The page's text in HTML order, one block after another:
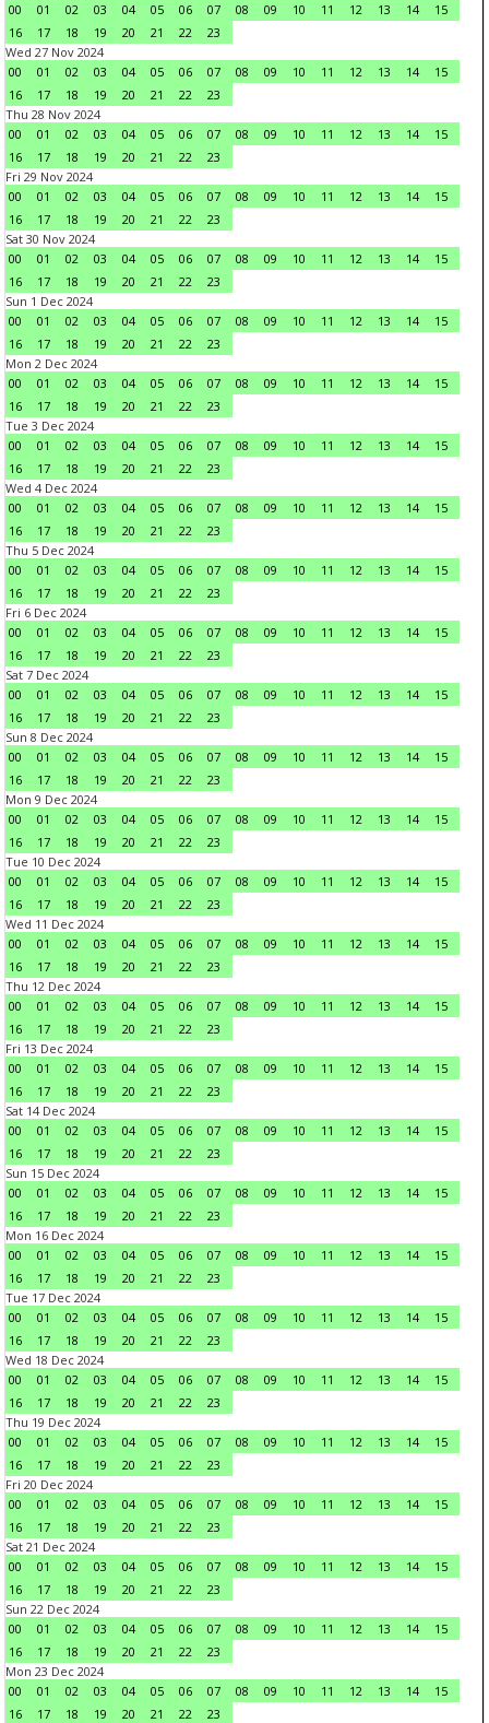
00
01 02 03 04 05 06 07 08 09 10 11 12 13 14
15
16
17 18 19 20 21 22
23
Wed 27 Nov 2024
00
01 02 03 04 05 06 07 08 09 10 11 12 13 14
15
16
17 18 19 20 21 22
23
Thu 28 Nov 2024
00
01 02 03 04 05 06 07 08 09 10 11 12 13 14
15
16
17 18 19 20 21 22
23
Fri 29 Nov 2024
00
01 02 03 04 05 06 07 08 09 10 11 12 13 14
15
16
17 18 19 20 21 22
23
Sat 30 Nov 2024
00
01 02 03 04 05 06 07 08 09 10 11 12 13 14
15
16
17 18 19 20 21 22
23
Sun 1 Dec 2024
00
01 02 03 04 05 06 07 08 09 10 11 12 13 14
15
16
17 18 19 20 21 22
23
Mon 2 Dec 2024
00
01 02 03 04 05 06 07 08 09 10 11 12 13 14
15
16
17 18 19 20 21 22
23
Tue 3 Dec 2024
00
01 02 03 04 05 06 07 08 09 10 11 12 13 14
15
16
17 18 19 20 21 22
23
Wed 4 Dec 2024
00
01 02 03 04 05 06 07 08 09 10 11 12 13 14
15
16
17 18 19 20 21 22
23
Thu 5 Dec 2024
00
01 02 03 04 05 06 07 08 09 10 11 12 13 14
15
16
17 18 19 20 21 22
23
Fri 6 Dec 2024
00
01 02 03 04 05 06 07 08 09 10 11 12 13 14
15
16
17 18 19 20 21 22
23
Sat 7 Dec 2024
00
01 02 03 04 05 06 07 08 09 10 11 12 13 14
15
16
17 18 19 20 21 22
23
Sun 8 Dec 2024
00
01 02 03 04 05 06 07 08 09 10 11 12 13 14
15
16
17 18 19 20 21 22
23
Mon 9 Dec 2024
00
01 02 03 04 05 06 07 08 09 10 11 12 13 14
15
16
17 18 19 20 21 22
23
Tue 10 Dec 2024
00
01 02 03 04 05 06 07 08 09 10 11 12 13 14
15
16
17 18 19 20 21 22
23
Wed 11 Dec 2024
00
01 02 03 04 05 06 07 08 09 10 11 12 13 14
15
16
17 18 19 20 21 22
23
Thu 12 Dec 2024
00
01 02 03 04 05 06 07 08 09 10 11 12 13 14
15
16
17 18 19 20 21 22
23
Fri 13 Dec 2024
00
01 02 03 04 05 06 07 08 09 10 11 12 13 14
15
16
17 18 19 20 21 22
23
Sat 14 Dec 2024
00
01 02 03 04 05 06 07 08 09 10 11 12 13 14
15
16
17 18 19 20 21 22
23
Sun 15 Dec 2024
00
01 02 03 04 05 06 07 08 09 10 11 12 13 14
15
16
17 18 19 20 21 22
23
Mon 16 Dec 2024
00
01 02 03 04 05 06 07 08 09 10 11 12 13 14
15
16
17 18 19 20 21 22
23
Tue 17 Dec 2024
00
01 02 03 04 05 06 07 08 09 10 11 12 13 14
15
16
17 18 19 20 21 22
23
Wed 18 Dec 2024
00
01 02 03 04 05 06 07 08 09 10 11 12 13 14
15
16
17 18 19 20 21 22
23
Thu 19 Dec 2024
00
01 02 03 04 05 06 07 08 09 10 11 12 13 14
15
16
17 18 19 20 21 22
23
Fri 20 Dec 2024
00
01 02 03 04 05 06 07 08 09 10 11 12 13 14
15
16
17 18 19 20 21 22
23
Sat 21 Dec 2024
00
01 02 03 04 05 06 07 08 09 10 11 12 13 14
15
16
17 18 19 20 21 22
23
Sun 22 Dec 2024
00
01 02 03 04 05 06 07 08 09 10 11 12 13 14
15
16
17 18 19 20 21 22
23
Mon 23 Dec 2024
00
01 02 03 04 05 06 07 08 09 10 11 12 13 14
15
16
17 18 19 20 21 22 23